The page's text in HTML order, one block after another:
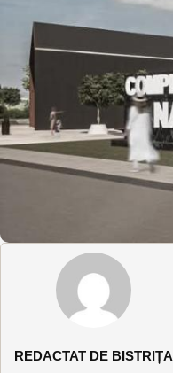
REDACTAT DE BISTRIȚA